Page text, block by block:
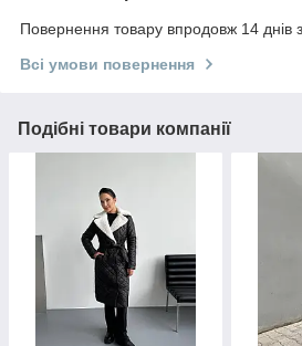
Повернення товару впродовж 14 днів
Всі умови повернення
Подібні товари компанії